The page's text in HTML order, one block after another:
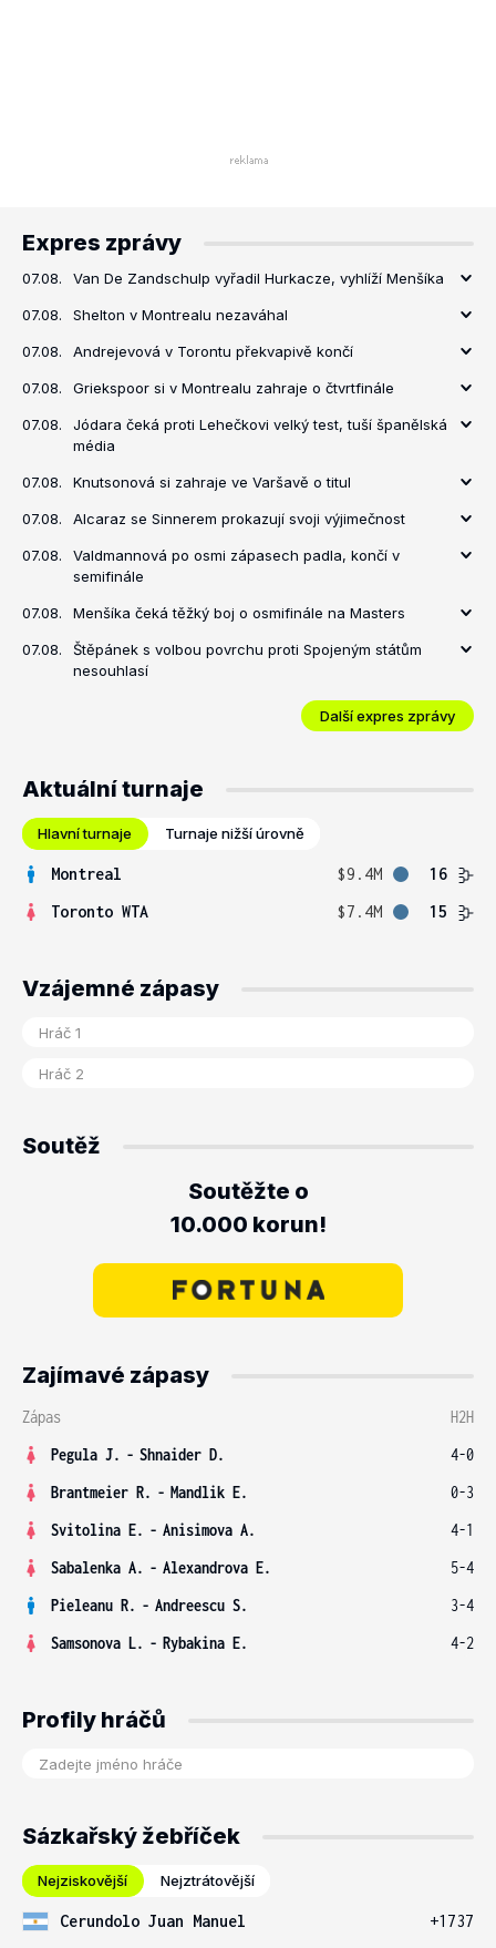
Expres zprávy
07.08. Van De Zandschulp vyřadil Hurkacze, vyhlíží Menšíka
07.08. Shelton v Montrealu nezaváhal
07.08. Andrejevová v Torontu překvapivě končí
07.08. Griekspoor si v Montrealu zahraje o čtvrtfinále
07.08.
Jódara čeká proti Lehečkovi velký test, tuší španělská
média
07.08. Knutsonová si zahraje ve Varšavě o titul
07.08. Alcaraz se Sinnerem prokazují svoji výjimečnost
07.08.
Valdmannová po osmi zápasech padla, končí v
semifinále
07.08. Menšíka čeká těžký boj o osmifinále na Masters
07.08.
Štěpánek s volbou povrchu proti Spojeným státům
nesouhlasí
Další expres zprávy
Aktuální turnaje
Hlavní turnaje Turnaje nižší úrovně
Montreal $9.4M
16
Toronto WTA
$7.4M 15
Vzájemné zápasy
Soutěž
Soutěžte o
10.000 korun!
Zajímavé zápasy
Zápas
H2H
Pegula J. - Shnaider D.
4-0
Brantmeier R. - Mandlik E.
0-3
Svitolina E. - Anisimova A.
4-1
Sabalenka A. - Alexandrova E.
5-4
Pieleanu R. - Andreescu S.
3-4
Samsonova L. - Rybakina E. 4-2
Profily hráčů
Sázkařský žebříček
Nejziskovější Nejztrátovější
Cerundolo Juan Manuel
+1737